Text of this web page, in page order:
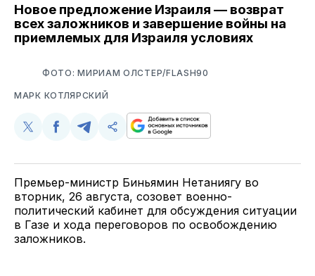
Новое предложение Израиля — возврат
всех заложников и завершение войны на
приемлемых для Израиля условиях
ФОТО: МИРИАМ ОЛСТЕР/FLASH90
МАРК КОТЛЯРСКИЙ
Поделиться
Twitter
Поделиться
Facebook
Поделиться
Telegram
Скопируйте
поделитесь
ссылкой
Премьер-министр Биньямин Нетаниягу во
вторник, 26 августа, созовет военно-
политический кабинет для обсуждения ситуации
в Газе и хода переговоров по освобождению
заложников.